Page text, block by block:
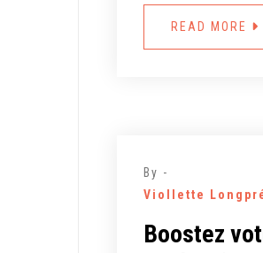
READ MORE
By -
Viollette
Boostez